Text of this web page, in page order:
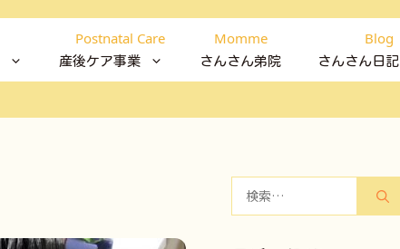
Postnatal Care
産後ケア事業
Momme
さんさん弟院
Blog
さんさん日記